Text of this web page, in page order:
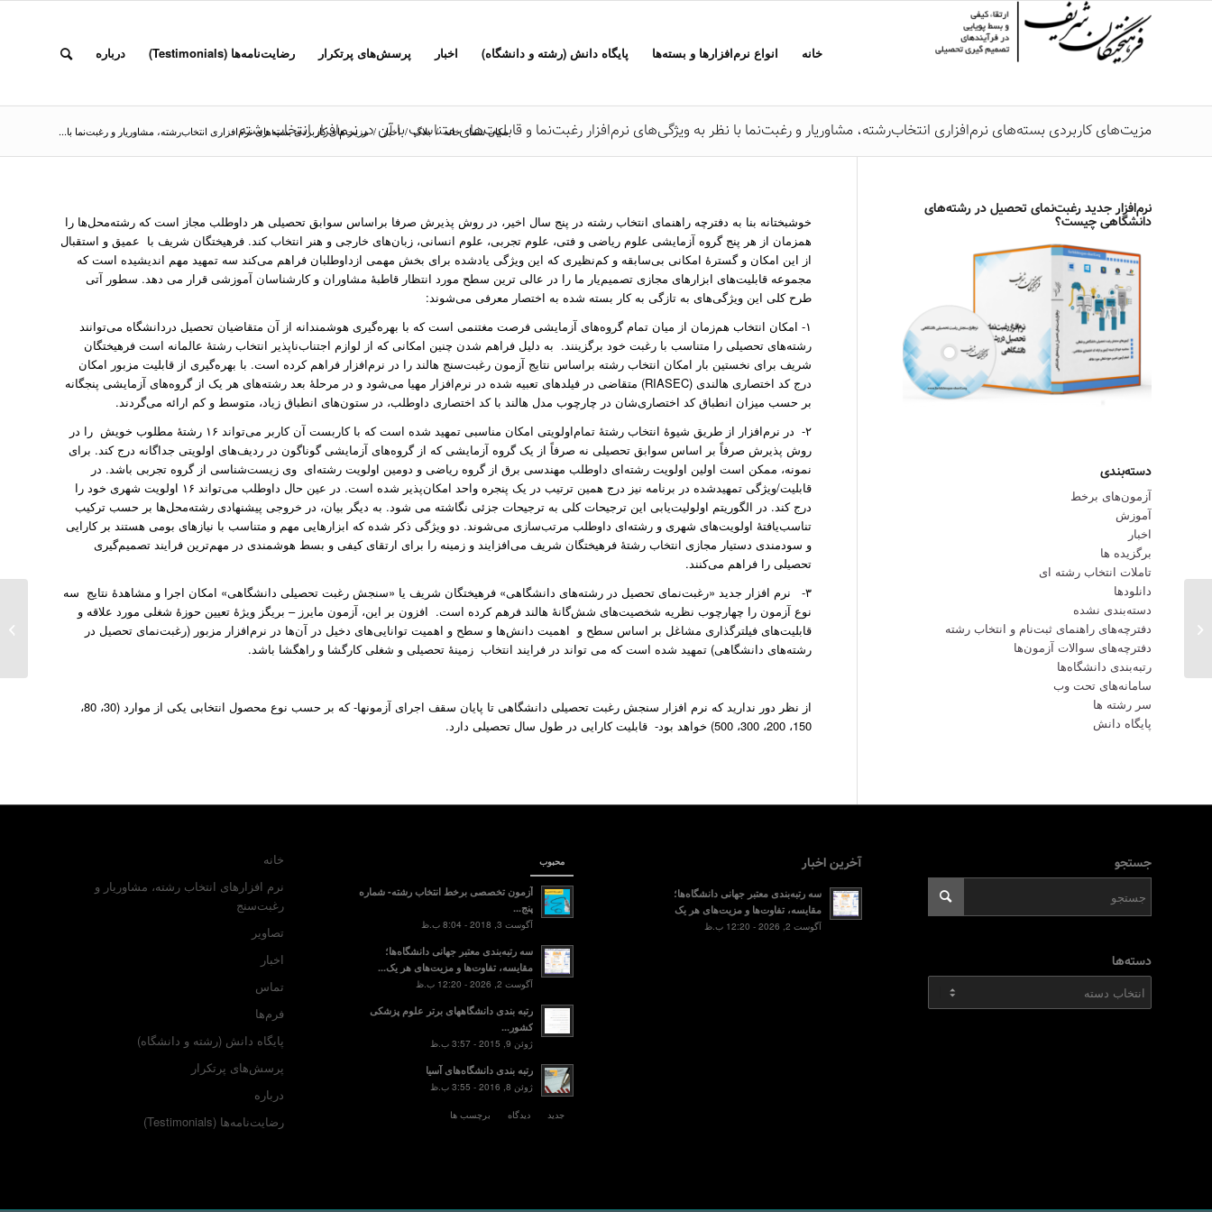
خانه انواع نرم‌افزارها و بسته‌ها پایگاه دانش (رشته و دانشگاه) اخبار پرسش‌های پرتکرار رضایت‌نامه‌ها (Testimonials) درباره
مزیت‌های کاربردی بسته‌های نرم‌افزاری انتخاب‌رشته، مشاوریار و رغبت‌نما با نظر به ویژگی‌های نرم‌افزار رغبت‌نما و قابلیت‌های متناسب با آن در نرم‌افزار انتخاب رشته
مکان شما: خانه / بلاگ / اخبار / مزیت‌های کاربردی بسته‌های نرم‌افزاری انتخاب‌رشته، مشاوریار و رغبت‌نما با...
خوشبختانه بنا به دفترچه راهنمای انتخاب رشته در پنج سال اخیر، در روش پذیرش صرفا براساس سوابق تحصیلی هر داوطلب مجاز است که رشته‌محل‌ها را
همزمان از هر پنج گروه آزمایشی علوم ریاضی و فتی، علوم تجربی، علوم انسانی، زبان‌های خارجی و هنر انتخاب کند. فرهیختگان شریف با عمیق و استقبال
از این امکان و گسترۀ امکانی بی‌سابقه و کم‌نظیری که این ویژگی یادشده برای بخش مهمی ازداوطلبان فراهم می‌کند سه تمهید مهم اندیشیده است که
مجموعه قابلیت‌های ابزارهای مجازی تصمیم‌یار ما را در عالی ترین سطح مورد انتظار قاطبۀ مشاوران و کارشناسان آموزشی قرار می دهد. سطور آتی
طرح کلی این ویژگی‌های به تازگی به کار بسته شده به اختصار معرفی می‌شوند:
۱- امکان انتخاب هم‌زمان از میان تمام گروه‌های آزمایشی فرصت مغتنمی است که با بهره‌گیری هوشمندانه از آن متقاضیان تحصیل دردانشگاه می‌توانند
رشته‌های تحصیلی را متناسب با رغبت خود برگزینند. به دلیل فراهم شدن چنین امکانی که از لوازم اجتناب‌ناپذیر انتخاب رشتۀ عالمانه است فرهیختگان
شریف برای نخستین بار امکان انتخاب رشته براساس نتایج آزمون رغبت‌سنج هالند را در نرم‌افزار فراهم کرده است. با بهره‌گیری از قابلیت مزبور امکان
درج کد اختصاری هالندی (RIASEC) متقاضی در فیلدهای تعبیه شده در نرم‌افزار مهیا می‌شود و در مرحلۀ بعد رشته‌های هر یک از گروه‌های آزمایشی پنجگانه
بر حسب میزان انطباق کد اختصاری‌شان در چارچوب مدل هالند با کد اختصاری داوطلب، در ستون‌های انطباق زیاد، متوسط و کم ارائه می‌گردند.
۲- در نرم‌افزار از طریق شیوۀ انتخاب رشتۀ تمام‌اولویتی امکان مناسبی تمهید شده است که با کاربست آن کاربر می‌تواند ۱۶ رشتۀ مطلوب خویش را در
روش پذیرش صرفاً بر اساس سوابق تحصیلی نه صرفاً از یک گروه آزمایشی که از گروه‌های آزمایشی گوناگون در ردیف‌های اولویتی جداگانه درج کند. برای
نمونه، ممکن است اولین اولویت رشته‌ای داوطلب مهندسی برق از گروه ریاضی و دومین اولویت رشته‌ای وی زیست‌شناسی از گروه تجربی باشد. در
قابلیت/ویژگی تمهید‌شده در برنامه نیز درج همین ترتیب در یک پنجره واحد امکان‌پذیر شده است. در عین حال داوطلب می‌تواند ۱۶ اولویت شهری خود را
درج کند. در الگوریتم اولولیت‌یابی این ترجیحات کلی به ترجیحات جزئی نگاشته می شود. به دیگر بیان، در خروجی پیشنهادی رشته‌محل‌ها بر حسب ترکیب
تناسب‌یافتۀ اولویت‌های شهری و رشته‌ای داوطلب مرتب‌سازی می‌شوند. دو ویژگی ذکر شده که ابزارهایی مهم و متناسب با نیازهای بومی هستند بر کارایی
و سودمندی دستیار مجازی انتخاب رشتۀ فرهیختگان شریف می‌افزایند و زمینه را برای ارتقای کیفی و بسط هوشمندی در مهم‌ترین فرایند تصمیم‌گیری
تحصیلی را فراهم می‌کنند.
۳- نرم افزار جدید «رغبت‌نمای تحصیل در رشته‌های دانشگاهی» فرهیختگان شریف یا «سنجش رغبت تحصیلی دانشگاهی» امکان اجرا و مشاهدۀ نتایج سه
نوع آزمون را چهارچوب نظریه شخصیت‌های شش‌گانۀ هالند فرهم کرده است. افزون بر این، آزمون مایرز – بریگز ویژۀ تعیین حوزۀ شغلی مورد علاقه و
قابلیت‌های فیلترگذاری مشاغل بر اساس سطح و اهمیت دانش‌ها و سطح و اهمیت توانایی‌های دخیل در آن‌ها در نرم‌افزار مزبور (رغبت‌نمای تحصیل در
رشته‌های دانشگاهی) تمهید شده است که می تواند در فرایند انتخاب زمینۀ تحصیلی و شغلی کارگشا و راهگشا باشد.
از نظر دور ندارید که نرم افزار سنجش رغبت تحصیلی دانشگاهی تا پایان سقف اجرای آزمونها- که بر حسب نوع محصول انتخابی یکی از موارد (30، 80،
150، 200، 300، 500) خواهد بود- قابلیت کارایی در طول سال تحصیلی دارد.
نرم‌افزار جدید رغبت‌نمای تحصیل در رشته‌های
دانشگاهی چیست؟
دسته‌بندی
آزمون‌های برخط
آموزش
اخبار
برگزیده ها
تاملات انتخاب رشته ای
دانلودها
دسته‌بندی نشده
دفترچه‌های راهنمای ثبت‌نام و انتخاب رشته
دفترچه‌‌های سوالات آزمون‌ها
رتبه‌بندی دانشگاه‌ها
سامانه‌های تحت وب
سر رشته ها
پایگاه دانش
جستجو
دسته‌ها
آخرین اخبار
سه رتبه‌بندی معتبر جهانی دانشگاه‌ها؛
مقایسه، تفاوت‌ها و مزیت‌های هر یک
آگوست 2, 2026 - 12:20 ب.ظ
محبوب
آزمون تخصصی برخط انتخاب رشته- شماره
پنج...
آگوست 3, 2018 - 8:04 ب.ظ
سه رتبه‌بندی معتبر جهانی دانشگاه‌ها؛
مقایسه، تفاوت‌ها و مزیت‌های هر یک...
آگوست 2, 2026 - 12:20 ب.ظ
رتبه بندی دانشگاههای برتر علوم پزشکی
کشور...
ژوئن 9, 2015 - 3:57 ب.ظ
رتبه بندی دانشگاه‌های آسیا
ژوئن 8, 2016 - 3:55 ب.ظ
جدید دیدگاه برچسب ها
خانه
نرم افزارهای انتخاب رشته، مشاوریار و
رغبت‌سنج
تصاویر
اخبار
تماس
فرم‌ها
پایگاه دانش (رشته و دانشگاه)
پرسش‌های پرتکرار
درباره
رضایت‌نامه‌ها (Testimonials)
معرفی اجمالی دانشگاه غیردولتی خاتم